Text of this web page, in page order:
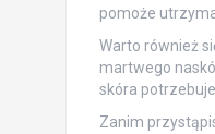
pomoże
Warto również
martwego
skóra
Zanim